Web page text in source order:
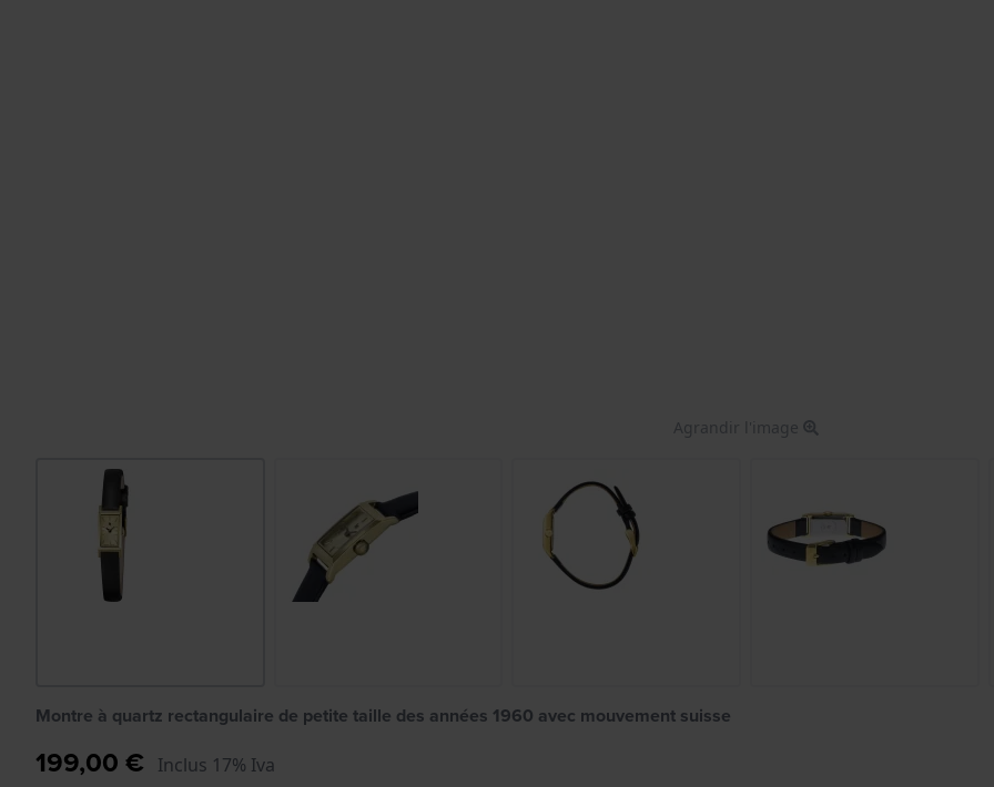
Agrandir l'image
Montre à quartz rectangulaire de petite taille des années 1960 avec mouvement suisse
199,00 € Inclus 17% Iva